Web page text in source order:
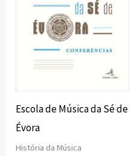
Escola de Música da Sé de
Évora
História da Música